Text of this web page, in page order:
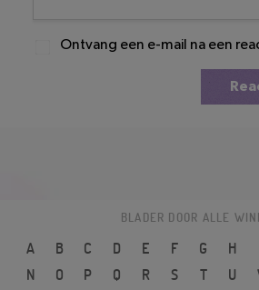
Ontvang een e-mail na een
BLADER DOOR ALLE
A B C D E F G H
N
O P Q R S T U